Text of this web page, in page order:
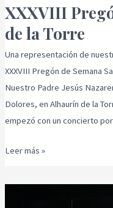
XXXVIII
de la Torre
Una representación de
XXXVIII Pregón de Semana
Nuestro Padre Jesús
Dolores, en Alhaurín de la
empezó con un concierto
Leer más »